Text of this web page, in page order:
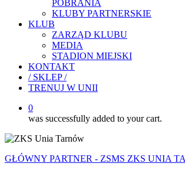
POBRANIA
KLUBY PARTNERSKIE
KLUB
ZARZĄD KLUBU
MEDIA
STADION MIEJSKI
KONTAKT
/ SKLEP /
TRENUJ W UNII
0
was successfully added to your cart.
GŁÓWNY PARTNER - ZSMS ZKS UNIA